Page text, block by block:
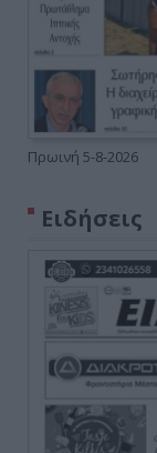
Πρωινή 5-8-2026
Ειδήσεις